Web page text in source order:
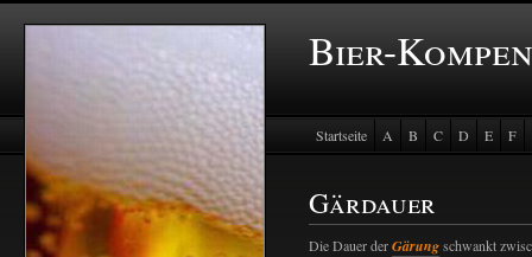
Bier-
Startseite A B C D E
F
Gärdauer
Die Dauer derGärungschwankt